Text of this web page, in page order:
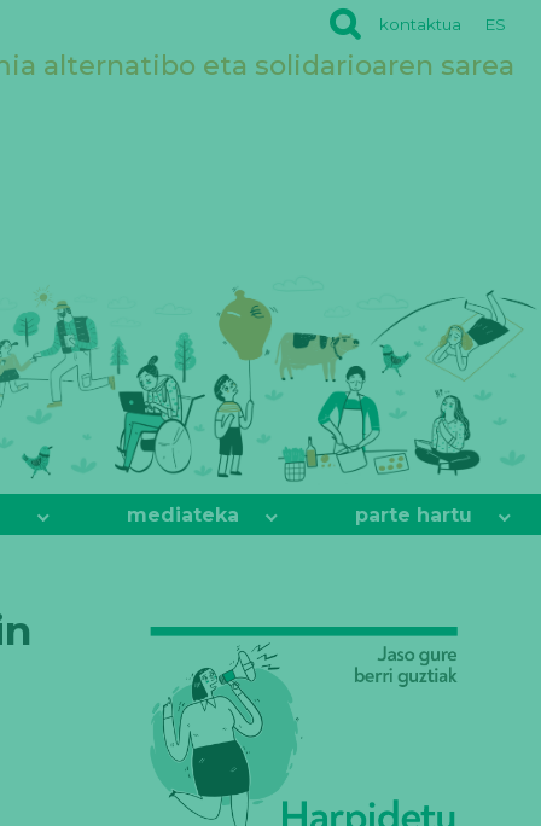
kontaktua ES
alternatibo eta solidarioaren sarea
mediateka parte hartu